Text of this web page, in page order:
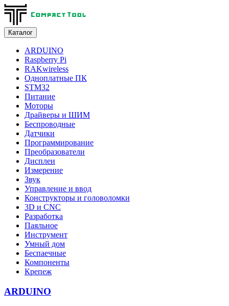
Каталог
ARDUINO
Raspberry Pi
RAKwireless
Одноплатные ПК
STM32
Питание
Моторы
Драйверы и ШИМ
Беспроводные
Датчики
Программирование
Преобразователи
Дисплеи
Измерение
Звук
Управление и ввод
Конструкторы и головоломки
3D и CNC
Разработка
Паяльное
Инструмент
Умный дом
Беспаечные
Компоненты
Крепеж
ARDUINO